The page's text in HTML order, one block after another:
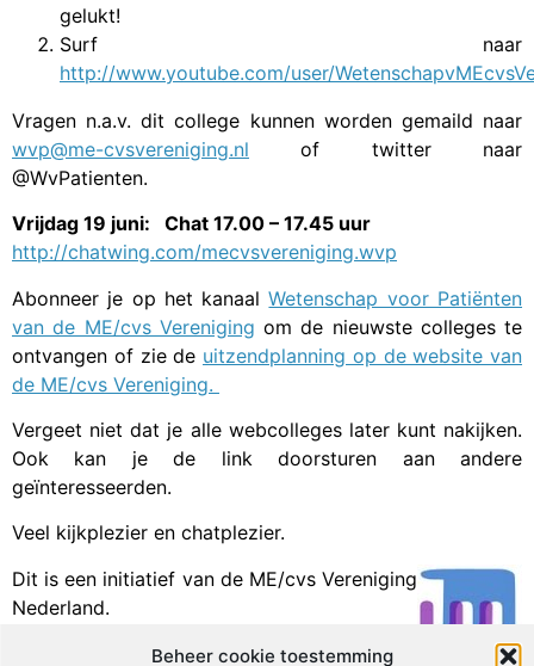
Beheer cookie toestemming
gelukt!
Surf naar
http://www.youtube.com/user/
Vragen n.a.v. dit college kunnen worden gemaild naar
wvp@me-cvsvereniging.nl of twitter naar
@WvPatienten.
Vrijdag 19 juni: Chat 17.00 – 17.45 uur
http://chatwing.com/mecvsvereniging.wvp
Abonneer je op het kanaalWetenschap voor Patiënten
van de ME/cvs Vereniging om de nieuwste colleges te
ontvangen of zie de uitzendplanning op de website van
de ME/cvs Vereniging.
Vergeet niet dat je alle webcolleges later kunt nakijken.
Ook kan je de link doorsturen aan andere
geïnteresseerden.
Veel kijkplezier en chatplezier.
Dit is een initiatief van de ME/cvs Vereniging
Nederland.